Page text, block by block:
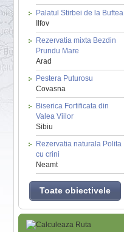
Palatul Stirbei de la Buftea
Ilfov
Rezervatia mixta Bezdin
Prundu Mare
Arad
Pestera Puturosu
Covasna
Biserica Fortificata din
Valea Viilor
Sibiu
Rezervatia naturala Polita
cu crini
Neamt
Toate obiectivele